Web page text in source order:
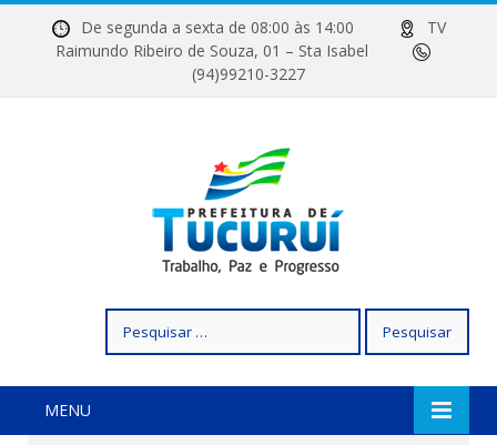
De segunda a sexta de 08:00 às 14:00
TV
Raimundo Ribeiro de Souza, 01 – Sta Isabel
(94)99210-3227
por:
MENU